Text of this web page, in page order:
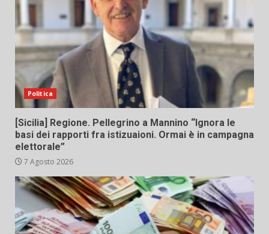
Politica
[Sicilia] Regione. Pellegrino a Mannino “Ignora le
basi dei rapporti fra istizuaioni. Ormai è in campagna
elettorale”
7 Agosto 2026